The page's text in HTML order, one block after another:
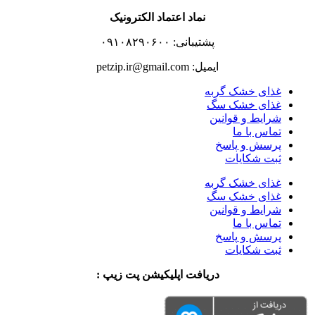
نماد اعتماد الکترونیک
پشتیبانی: ۰۹۱۰۸۲۹۰۶۰۰
ایمیل: petzip.ir@gmail.com
غذای خشک گربه
غذای خشک سگ
شرایط و قوانین
تماس با ما
پرسش و پاسخ
ثبت شکایات
غذای خشک گربه
غذای خشک سگ
شرایط و قوانین
تماس با ما
پرسش و پاسخ
ثبت شکایات
دریافت اپلیکیشن پت زیپ :